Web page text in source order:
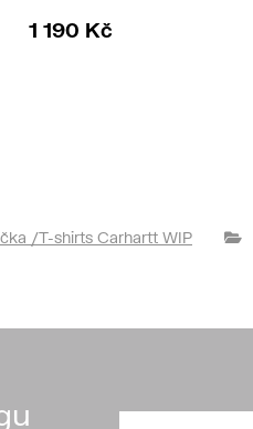
1 190 Kč
/T-shirts Carhartt WIP